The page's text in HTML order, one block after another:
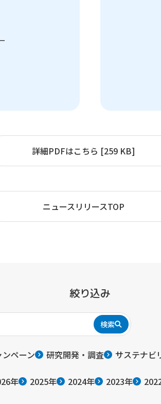
詳細PDFはこちら [259 KB]
ニュースリリースTOP
絞り込み
検索
ペーン 研究開発・調査 サステナビ
年 2025年 2024年 2023年